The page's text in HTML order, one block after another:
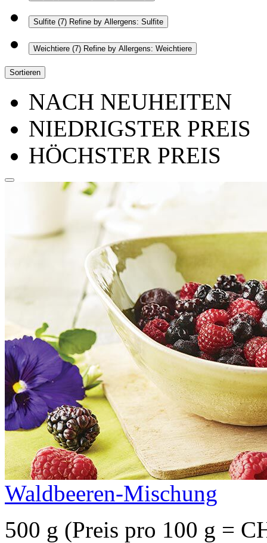
Sulfite (7) Refine by Allergens: Sulfite
Weichtiere (7) Refine by Allergens: Weichtiere
Sortieren
NACH NEUHEITEN
NIEDRIGSTER PREIS
HÖCHSTER PREIS
Waldbeeren-Mischung
500 g (Preis pro 100 g =